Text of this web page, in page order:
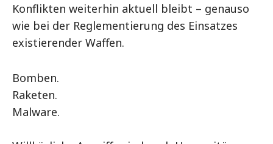
Konflikten weiterhin aktuell bleibt – genauso
wie bei der Reglementierung des Einsatzes
existierender Waffen.
Bomben.
Raketen.
Malware.